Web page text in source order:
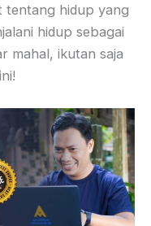
tentang hidup yang
hidup sebagai
mahal, ikutan saja